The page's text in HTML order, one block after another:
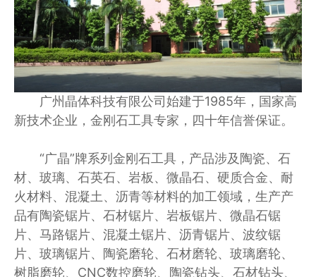
广州晶体科技有限公司始建于1985年，国家高
新技术企业，金刚石工具专家，四十年信誉保证。
“广晶”牌系列金刚石工具，产品涉及陶瓷、石
材、玻璃、石英石、岩板、微晶石、硬质合金、耐
火材料、混凝土、沥青等材料的加工领域，生产产
品有陶瓷锯片、石材锯片、岩板锯片、微晶石锯
片、马路锯片、混凝土锯片、沥青锯片、波纹锯
片、玻璃锯片、陶瓷磨轮、石材磨轮、玻璃磨轮、
树脂磨轮、CNC数控磨轮、陶瓷钻头、石材钻头、